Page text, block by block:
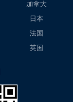
加拿大
日本
法国
英国